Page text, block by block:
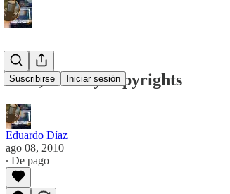
Suscribirse Iniciar sesión
Glee, losers y copyrights
Eduardo Díaz
ago 08, 2010
∙ De pago